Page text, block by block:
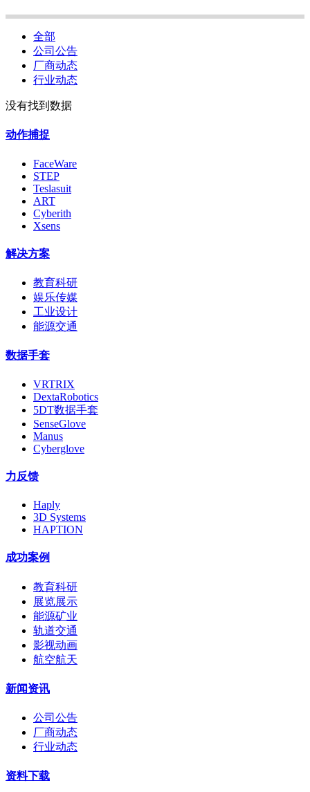
全部
公司公告
厂商动态
行业动态
没有找到数据
动作捕捉
FaceWare
STEP
Teslasuit
ART
Cyberith
Xsens
解决方案
教育科研
娱乐传媒
工业设计
能源交通
数据手套
VRTRIX
DextaRobotics
5DT数据手套
SenseGlove
Manus
Cyberglove
力反馈
Haply
3D Systems
HAPTION
成功案例
教育科研
展览展示
能源矿业
轨道交通
影视动画
航空航天
新闻资讯
公司公告
厂商动态
行业动态
资料下载